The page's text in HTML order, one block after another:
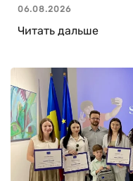
06.08.2026
Читать дальше